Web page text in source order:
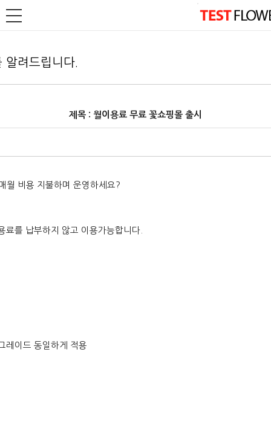
려드립니다.
제목 : 월이용료 무료 꽃쇼핑몰 출시
월 비용 지불하며 운영하세요?
를 납부하지 않고 이용가능합니다.
레이드 동일하게 적용